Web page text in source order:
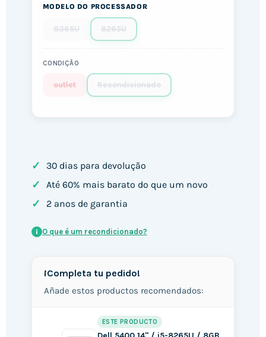
MODELO DO PROCESSADOR
8365U 8265U
CONDIÇÃO
outlet Recondicionado
✓ 30 dias para devolução
✓ Até 60% mais barato do que um novo
✓ 2 anos de garantia
i O que é um recondicionado?
¡Completa tu pedido!
Añade estos productos recomendados:
ESTE PRODUCTO